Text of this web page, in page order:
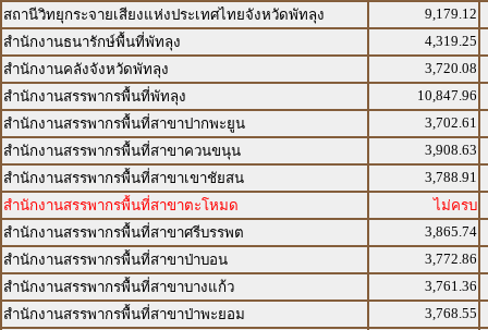
สถานีวิทยุกระจายเสียงแห่งประเทศไทยจังหวัดพัทลุง
9,179.12
สำนักงานธนารักษ์พื้นที่พัทลุง
4,319.25
สำนักงานคลังจังหวัดพัทลุง
3,720.08
สำนักงานสรรพากรพื้นที่พัทลุง
10,847.96
สำนักงานสรรพากรพื้นที่สาขาปากพะยูน
3,702.61
สำนักงานสรรพากรพื้นที่สาขาควนขนุน
3,908.63
สำนักงานสรรพากรพื้นที่สาขาเขาชัยสน
3,788.91
สำนักงานสรรพากรพื้นที่สาขาตะโหมด
ไม่ครบ
สำนักงานสรรพากรพื้นที่สาขาศรีบรรพต
3,865.74
สำนักงานสรรพากรพื้นที่สาขาป่าบอน
3,772.86
สำนักงานสรรพากรพื้นที่สาขาบางแก้ว
3,761.36
สำนักงานสรรพากรพื้นที่สาขาป่าพะยอม
3,768.55